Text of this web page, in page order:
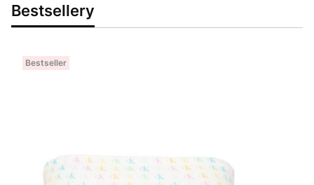
Bestsellery
Bestseller